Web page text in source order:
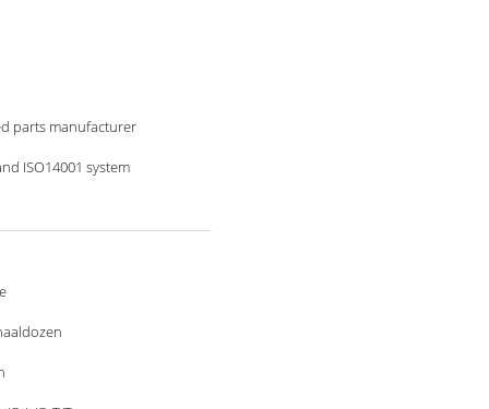
parts manufacturer
ISO14001 system